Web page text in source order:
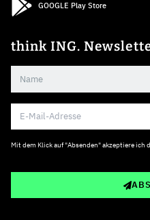
GOOGLE Play Store
think ING.
Mit dem Klick auf "Absenden" akzeptiere ich